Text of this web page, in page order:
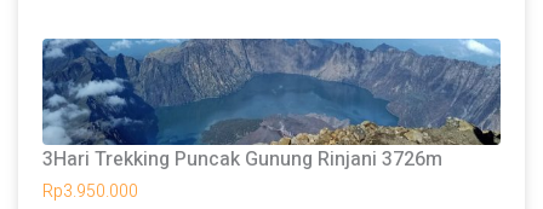
3Hari Trekking Puncak Gunung Rinjani 3726m
Rp3.950.000